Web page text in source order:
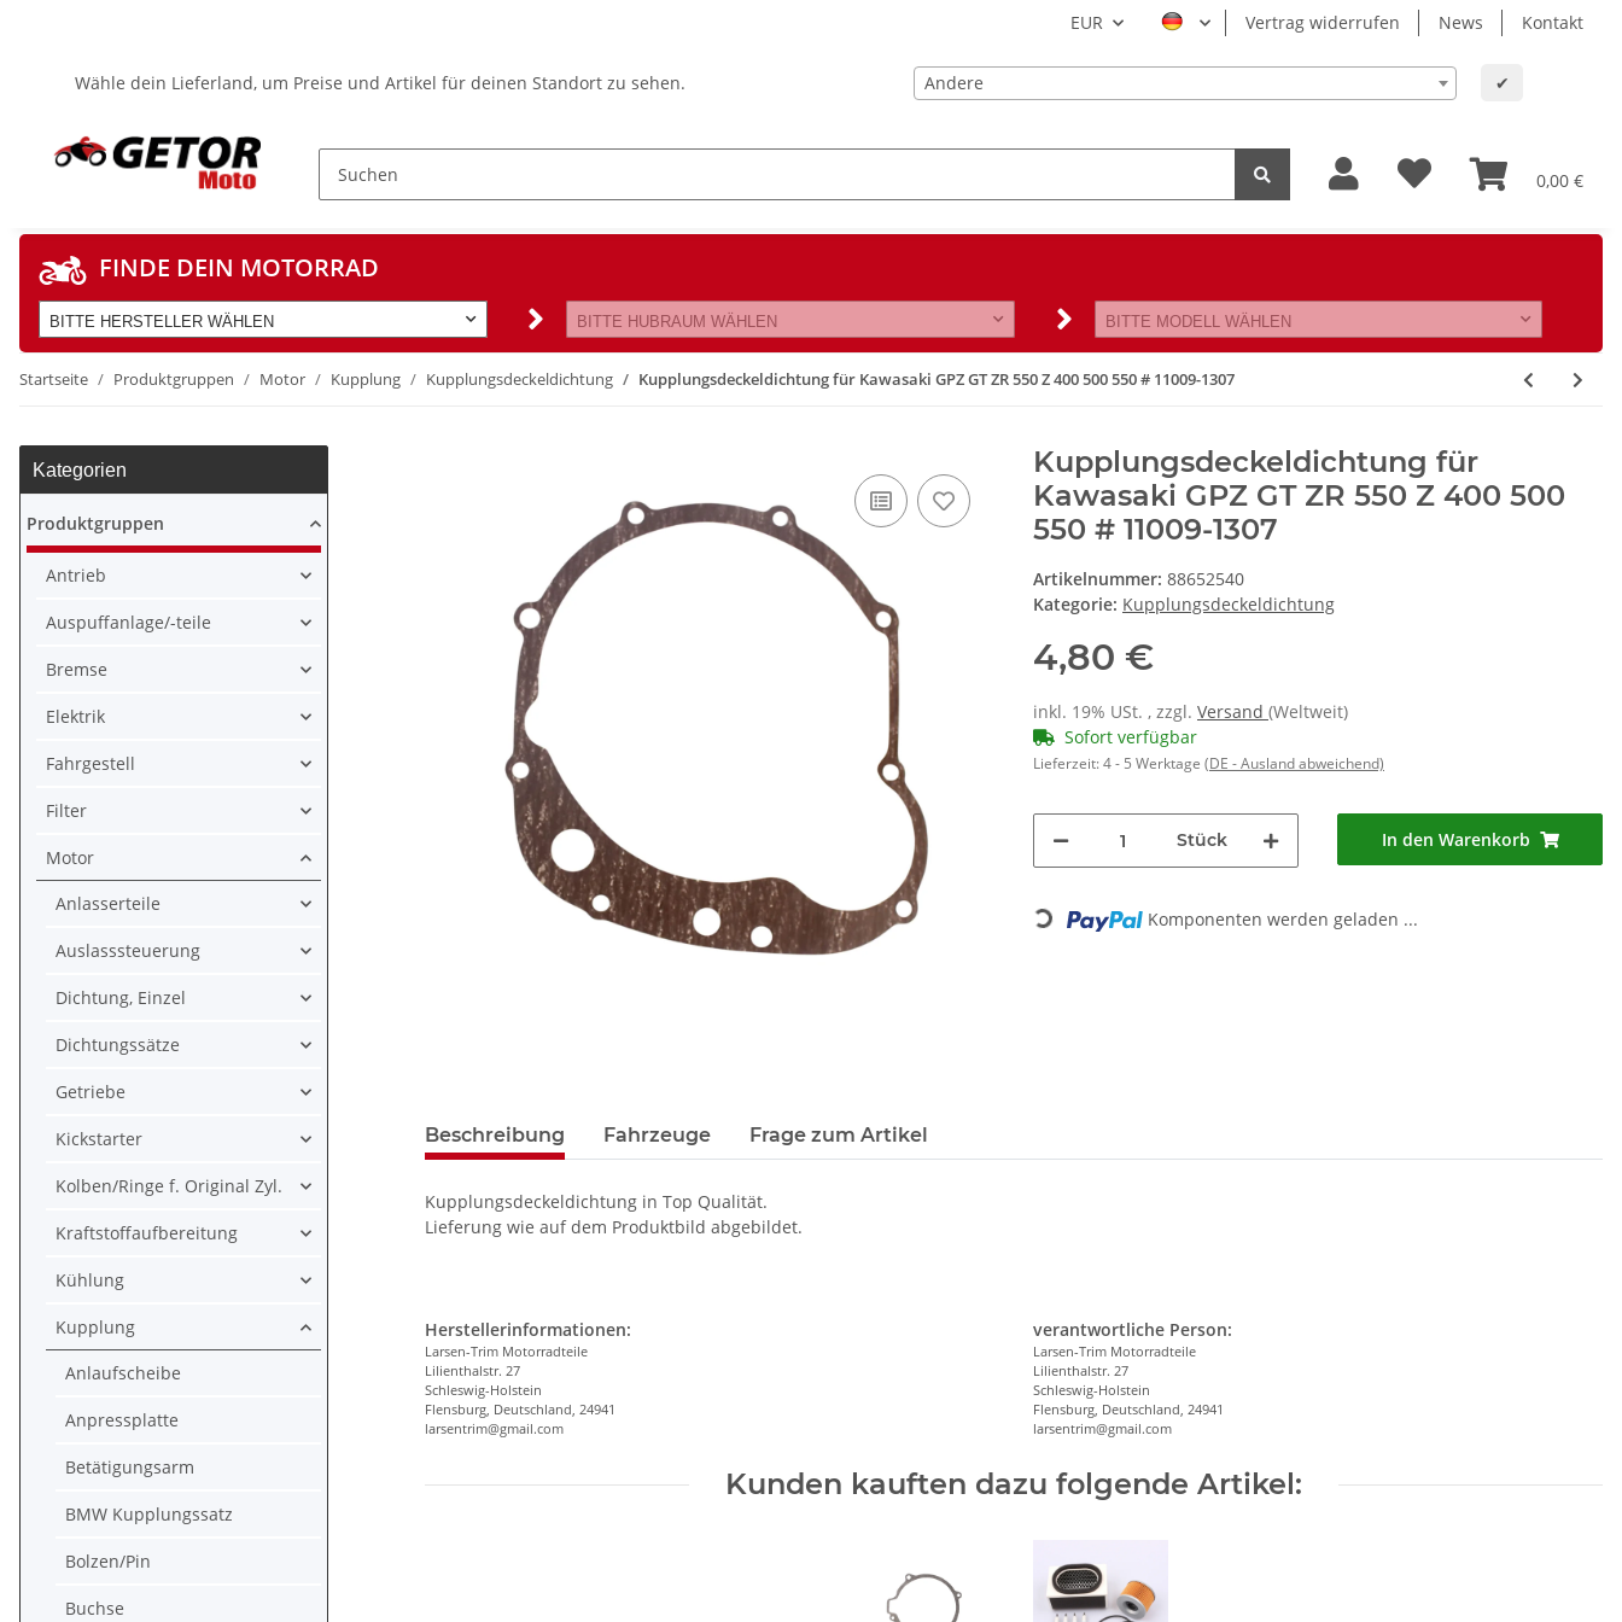
EUR Vertrag widerrufen News Kontakt
Wähle dein Lieferland, um Preise und Artikel für deinen Standort zu sehen. Andere ✔
0,00 €
FINDE DEIN MOTORRAD
BITTE HERSTELLER WÄHLEN BITTE HUBRAUM WÄHLEN BITTE MODELL WÄHLEN
Startseite Produktgruppen Motor Kupplung Kupplungsdeckeldichtung Kupplungsdeckeldichtung für Kawasaki GPZ GT ZR 550 Z 400 500 550 # 11009-1307
Kupplungsdeckeldichtung für
Kawasaki GPZ GT ZR 550 Z 400 500
550 # 11009-1307
Artikelnummer: 88652540
Kategorie: Kupplungsdeckeldichtung
4,80 €
inkl. 19% USt. , zzgl. Versand (Weltweit)
Sofort verfügbar
Lieferzeit:4 - 5 Werktage (DE - Ausland abweichend)
Stück In den Warenkorb
Loading... Komponenten werden geladen ...
Beschreibung Fahrzeuge Frage zum Artikel
Kupplungsdeckeldichtung in Top Qualität.
Lieferung wie auf dem Produktbild abgebildet.
Herstellerinformationen:
Larsen-Trim Motorradteile
Lilienthalstr. 27
Schleswig-Holstein
Flensburg, Deutschland, 24941
larsentrim@gmail.com
verantwortliche Person:
Larsen-Trim Motorradteile
Lilienthalstr. 27
Schleswig-Holstein
Flensburg, Deutschland, 24941
larsentrim@gmail.com
Kunden kauften dazu folgende Artikel:
Kategorien
Produktgruppen
Antrieb
Auspuffanlage/-teile
Bremse
Elektrik
Fahrgestell
Filter
Motor
Anlasserteile
Auslasssteuerung
Dichtung, Einzel
Dichtungssätze
Getriebe
Kickstarter
Kolben/Ringe f. Original Zyl.
Kraftstoffaufbereitung
Kühlung
Kupplung
Anlaufscheibe
Anpressplatte
Betätigungsarm
BMW Kupplungssatz
Bolzen/Pin
Buchse